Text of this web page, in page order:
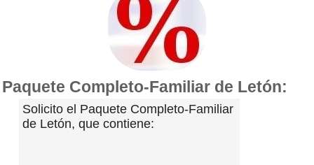
Paquete Completo-Familiar de Letón:
Solicito el Paquete Completo-Familiar
de Letón, que contiene: